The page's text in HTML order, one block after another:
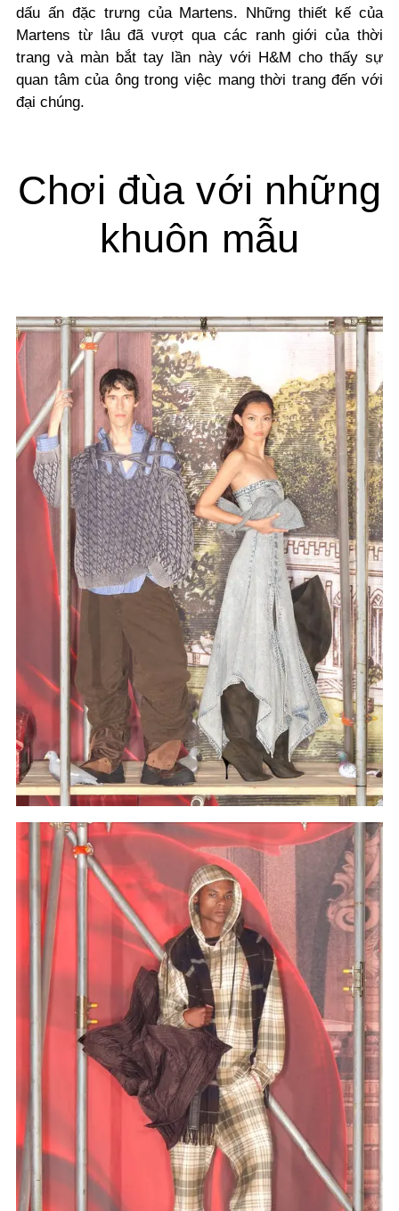
dấu ấn đặc trưng của Martens. Những thiết kế của
Martens từ lâu đã vượt qua các ranh giới của thời
trang và màn bắt tay lần này với H&M cho thấy sự
quan tâm của ông trong việc mang thời trang đến với
đại chúng.
Chơi đùa với những
khuôn mẫu